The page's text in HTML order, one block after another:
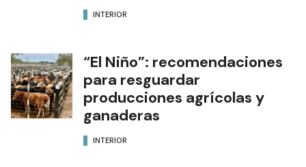
INTERIOR
“El Niño”: recomendaciones
para resguardar
producciones agrícolas y
ganaderas
INTERIOR